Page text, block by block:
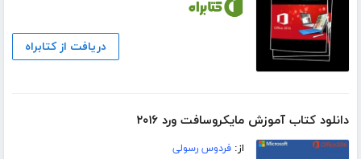
دریافت از کتابراه
دانلود کتاب آموزش مایکروسافت ورد ۲۰۱۶
از:فردوس رسولی